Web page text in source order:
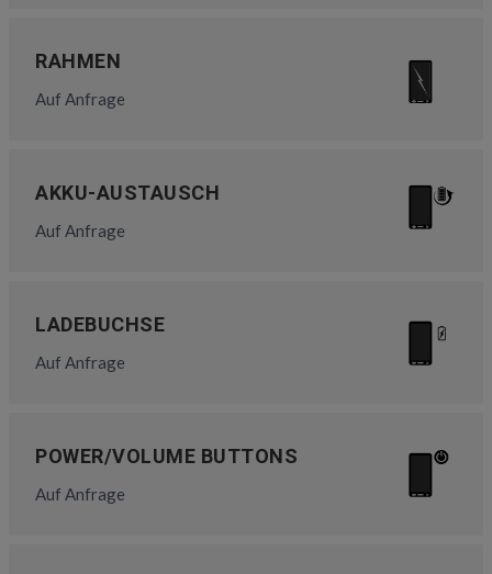
RAHMEN
Auf Anfrage
AKKU-AUSTAUSCH
Auf Anfrage
LADEBUCHSE
Auf Anfrage
POWER/VOLUME BUTTONS
Auf Anfrage